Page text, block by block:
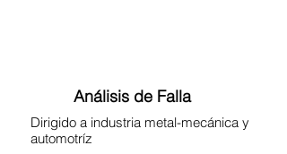
Análisis de Falla
Dirigido a industria metal-mecánica y
automotríz